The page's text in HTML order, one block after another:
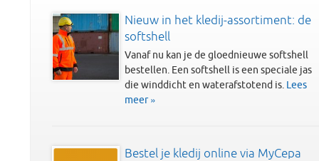
Nieuw in het kledij-assortiment: de
softshell
Vanaf nu kan je de gloednieuwe softshell
bestellen. Een softshell is een speciale jas
die winddicht en waterafstotend is. Lees
meer »
Bestel je kledij online via MyCepa